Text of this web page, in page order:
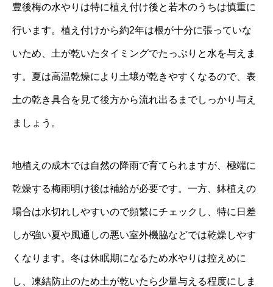
豊後梅の水やりは特に植え付け後と若木のうちは慎重に
行います。植え付けから約2年は根が十分に張っていな
いため、土が乾いたタイミングでたっぷりと水を与えま
す。夏は高温乾燥により土壌が乾きやすくなるので、表
土の乾き具合を見て後方から流れ出るまでしっかり与え
ましょう。
地植えの成木では自然の降雨で育てられますが、極端に
乾燥する梅雨明け後は補給が必要です。一方、鉢植えの
場合は水切れしやすいので頻繁にチェックし、特に日差
しが強い夏や風通しの悪い室外機脇などでは乾燥しやす
くなります。冬は休眠期になるため水やりは控えめに
し、凍結防止のため土が乾いたら少量与える程度にしま